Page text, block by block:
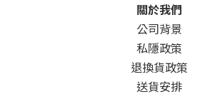
關於我們
公司背景
私隱政策
退換貨政策
送貨安排